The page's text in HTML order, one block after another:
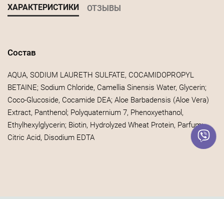
ХАРАКТЕРИСТИКИ ОТЗЫВЫ
Состав
AQUA, SODIUM LAURETH SULFATE, COCAMIDOPROPYL
BETAINE; Sodium Chloride, Camellia Sinensis Water, Glycerin;
Coco-Glucoside, Cocamide DEA; Aloe Barbadensis (Aloe Vera)
Extract, Panthenol; Polyquaternium 7, Phenoxyethanol,
Ethylhexylglycerin; Biotin, Hydrolyzed Wheat Protein, Parfum;
Citric Acid, Disodium EDTA